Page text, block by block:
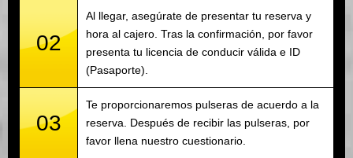
02
Al llegar, asegúrate de presentar tu reserva y
hora al cajero. Tras la confirmación, por favor
presenta tu licencia de conducir válida e ID
(Pasaporte).
03
Te proporcionaremos pulseras de acuerdo a la
reserva. Después de recibir las pulseras, por
favor llena nuestro cuestionario.